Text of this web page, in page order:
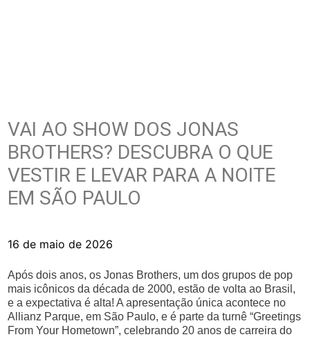
VAI AO SHOW DOS JONAS
BROTHERS? DESCUBRA O QUE
VESTIR E LEVAR PARA A NOITE
EM SÃO PAULO
16 de maio de 2026
Após dois anos, os Jonas Brothers, um dos grupos de pop
mais icônicos da década de 2000, estão de volta ao Brasil,
e a expectativa é alta! A apresentação única acontece no
Allianz Parque, em São Paulo, e é parte da turnê “Greetings
From Your Hometown”, celebrando 20 anos de carreira do